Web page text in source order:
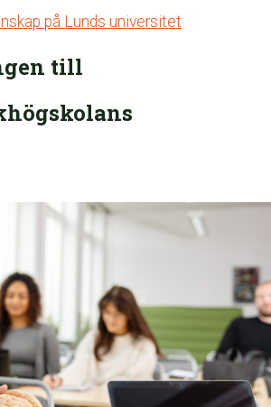
på Lunds universitet
till